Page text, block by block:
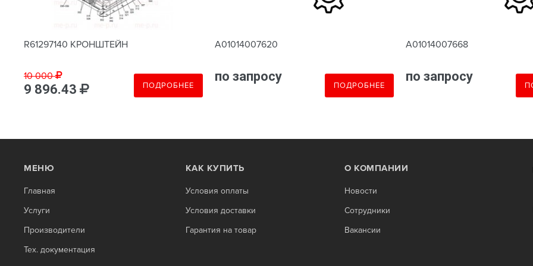
R61297140 КРОНШТЕЙН
10 000
9 896.43 ПОДРОБНЕЕ
A01014007620
по запросу
ПОДРОБНЕЕ
A01014007668
по запросу
МЕНЮ
Главная
Услуги
Производители
Тех. документация
КАК КУПИТЬ
Условия оплаты
Условия доставки
Гарантия на товар
О КОМПАНИИ
Новости
Сотрудники
Вакансии